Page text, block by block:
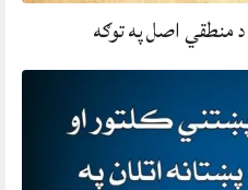
اصل په توګه